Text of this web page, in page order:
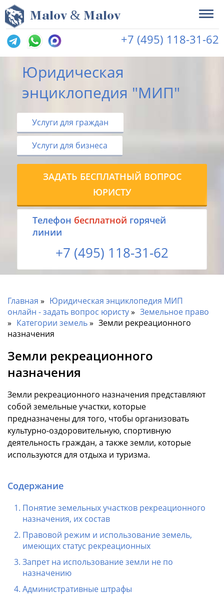
Malov & Malov
+7 (495) 118-31-62
Юридическая
энциклопедия "МИП"
Услуги для граждан
Услуги для бизнеса
ЗАДАТЬ БЕСПЛАТНЫЙ ВОПРОС
ЮРИСТУ
Tелефон бесплатной горячей
линии
+7 (495) 118-31-62
Главная
Юридическая энциклопедия МИП
онлайн - задать вопрос юристу
Земельное право
Категории земель
Земли рекреационного
назначения
Земли рекреационного
назначения
Земли рекреационного назначения представляют
собой земельные участки, которые
предназначены для того, чтобы организовать
культурно-оздоровительную, спортивную
деятельность граждан, а также земли, которые
используются для отдыха и туризма.
Содержание
Понятие земельных участков рекреационного
назначения, их состав
Правовой режим и использование земель,
имеющих статус рекреационных
Запрет на использование земли не по
назначению
Административные штрафы